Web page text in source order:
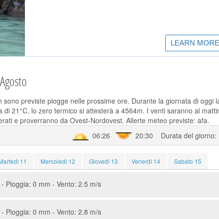
previste piogge nelle prossime ore. Durante la giornata di oggi
21°C, lo zero termico si attesterà a 4564m. I venti saranno al
e proverranno da Ovest-Nordovest. Allerte meteo previste: afa.
06:26
20:30 Durata del giorno:
11 Mercoledì 12 Giovedì 13 Venerdì 14 Sabato 15
Pioggia: 0 mm - Vento: 2.5 m/s
Pioggia: 0 mm - Vento: 2.8 m/s